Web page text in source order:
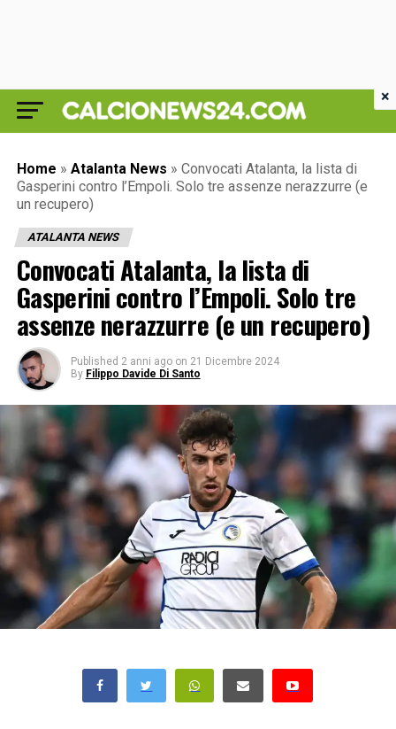
Home » Atalanta News » Convocati Atalanta, la lista di
Gasperini contro l’Empoli. Solo tre assenze nerazzurre (e
un recupero)
ATALANTA NEWS
Convocati Atalanta, la lista di
Gasperini contro l’Empoli. Solo tre
assenze nerazzurre (e un recupero)
Published 2 anni ago on 21 Dicembre 2024
By Filippo Davide Di Santo
×